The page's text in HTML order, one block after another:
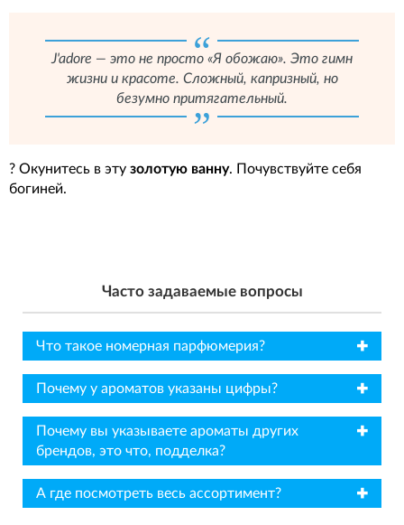
J'adore — это не просто «Я обожаю». Это гимн
жизни и красоте. Сложный, капризный, но
безумно притягательный.
? Окунитесь в эту золотую ванну. Почувствуйте себя
богиней.
Часто задаваемые вопросы
✖
Что такое номерная парфюмерия?
✖
Почему у ароматов указаны цифры?
✖
Почему вы указываете ароматы других
брендов, это что, подделка?
✖
А где посмотреть весь ассортимент?